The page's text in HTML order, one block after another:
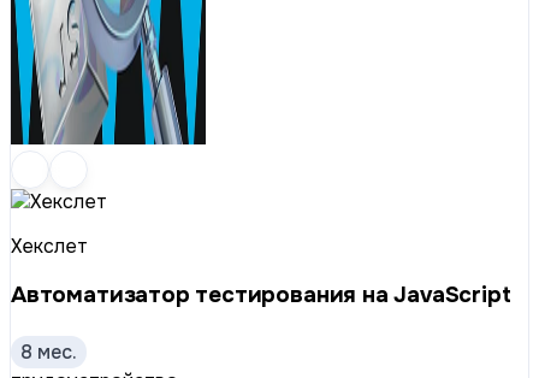
Хекслет
Автоматизатор тестирования на JavaScript
8 мес.